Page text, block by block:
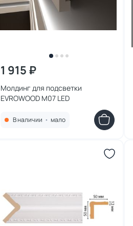
1 915 ₽
Молдинг для подсветки
EVROWOOD M07 LED
В наличии • мало